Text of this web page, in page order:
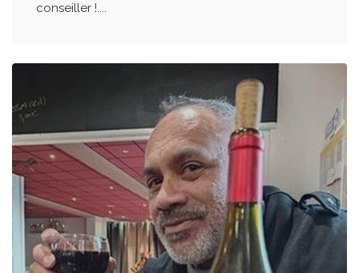
conseiller !....